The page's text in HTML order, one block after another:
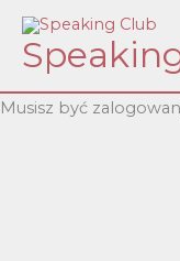
Skip
content
Musisz być